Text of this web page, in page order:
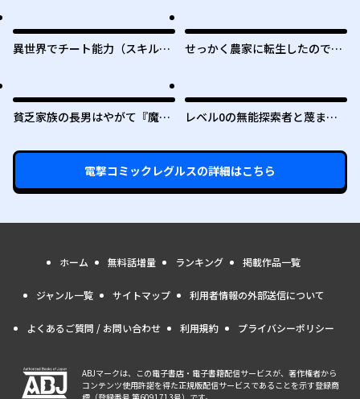
異世界でチート能力（スキル）
無双する ～レベルアップは人生
を変えた～
せっかく農家に転生したので勇
貧乏家族の長男はやがて『魔
レベル0の無能探索者と蔑まれ
ンキング1位は謎の人～
電撃コミックレグルスの詳細はこちら
ホーム 無料話増量 ランキング 掲載作品一覧
ジャンル一覧 サイトマップ 利用者情報の外部送信について
よくあるご質問 / お問い合わせ 利用規約 プライバシーポリシー
ABJマークは、この電子書店・電子書籍配信サービスが、著作権者から
コンテンツ使用許諾を得た正規版配信サービスであることを示す登録商